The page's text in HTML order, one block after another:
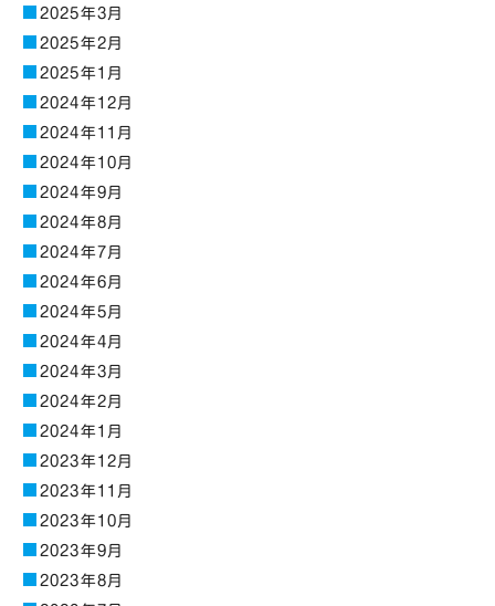
2025年3月
2025年2月
2025年1月
2024年12月
2024年11月
2024年10月
2024年9月
2024年8月
2024年7月
2024年6月
2024年5月
2024年4月
2024年3月
2024年2月
2024年1月
2023年12月
2023年11月
2023年10月
2023年9月
2023年8月